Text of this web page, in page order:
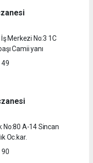
Merkezi No:3 1C
Camii yanı
49
No:80 A-14 Sincan
Oc.kar.
90